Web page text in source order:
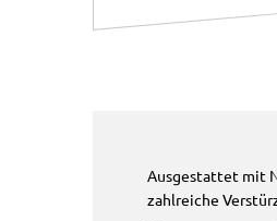
Ausgestattet mit
zahlreiche